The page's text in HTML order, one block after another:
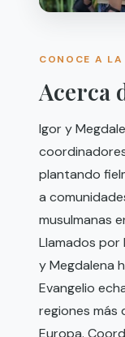
CONOCE A
Acerca
Igor y
plantando
a
musulmanas
Llamados por
y Megdalena
Evangelio
regiones más
Europa.